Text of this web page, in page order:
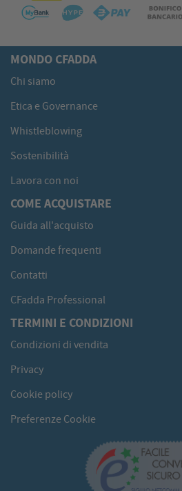
MONDO CFADDA
Chi siamo
Etica e Governance
Whistleblowing
Sostenibilità
Lavora con noi
COME ACQUISTARE
Guida all'acquisto
Domande frequenti
Contatti
CFadda Professional
TERMINI E CONDIZIONI
Condizioni di vendita
Privacy
Cookie policy
Preferenze Cookie